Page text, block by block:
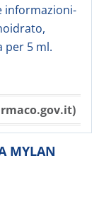
informazioni-
per 5 ml.
MYLAN